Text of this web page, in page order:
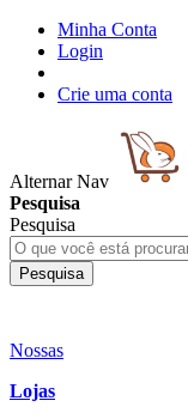
Minha Conta
Login
Crie uma conta
Alternar Nav
Pesquisa
Pesquisa
Pesquisa
Nossas
Lojas